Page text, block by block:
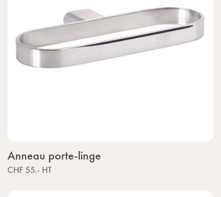
Anneau porte-linge
CHF 55.- HT